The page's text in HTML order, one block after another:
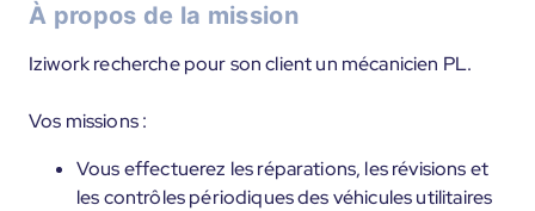
À propos de la mission
Iziwork recherche pour son client un mécanicien PL.
Vos missions :
Vous effectuerez les réparations, les révisions et
les contrôles périodiques des véhicules utilitaires